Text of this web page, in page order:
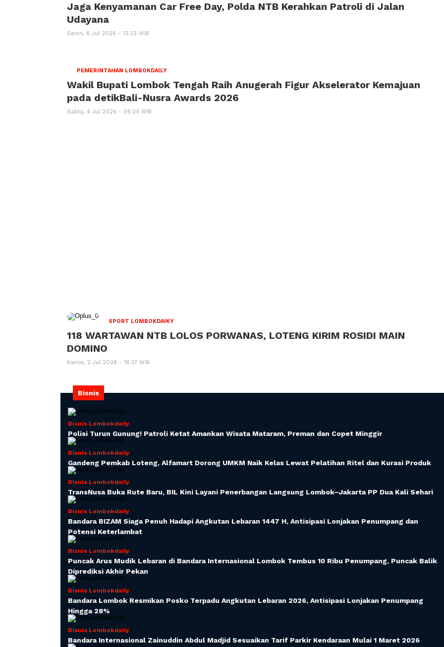
Jaga Kenyamanan Car Free Day, Polda NTB Kerahkan Patroli di Jalan
Udayana
Senin, 6 Jul 2026 - 13:33 WIB
PEMERINTAHAN LOMBOKDAILY
Wakil Bupati Lombok Tengah Raih Anugerah Figur Akselerator Kemajuan
pada detikBali-Nusra Awards 2026
Sabtu, 4 Jul 2026 - 05:24 WIB
SPORT LOMBOKDAIKY
118 WARTAWAN NTB LOLOS PORWANAS, LOTENG KIRIM ROSIDI MAIN
DOMINO
Kamis, 2 Jul 2026 - 18:37 WIB
Bisnis
Bisnis Lombokdaily
Polisi Turun Gunung! Patroli Ketat Amankan Wisata Mataram, Preman dan Copet Minggir
Bisnis Lombokdaily
Gandeng Pemkab Loteng, Alfamart Dorong UMKM Naik Kelas Lewat Pelatihan Ritel dan Kurasi Produk
Bisnis Lombokdaily
TransNusa Buka Rute Baru, BIL Kini Layani Penerbangan Langsung Lombok–Jakarta PP Dua Kali Sehari
Bisnis Lombokdaily
Bandara BIZAM Siaga Penuh Hadapi Angkutan Lebaran 1447 H, Antisipasi Lonjakan Penumpang dan
Potensi Keterlambat
Bisnis Lombokdaily
Puncak Arus Mudik Lebaran di Bandara Internasional Lombok Tembus 10 Ribu Penumpang, Puncak Balik
Diprediksi Akhir Pekan
Bisnis Lombokdaily
Bandara Lombok Resmikan Posko Terpadu Angkutan Lebaran 2026, Antisipasi Lonjakan Penumpang
Hingga 28%
Bisnis Lombokdaily
Bandara Internasional Zainuddin Abdul Madjid Sesuaikan Tarif Parkir Kendaraan Mulai 1 Maret 2026